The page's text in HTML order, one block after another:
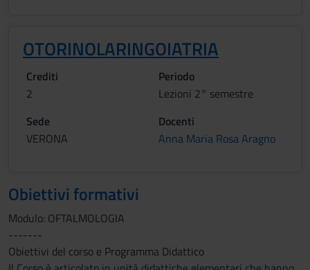
OTORINOLARINGOIATRIA
Crediti
2
Periodo
Lezioni 2° semestre
Sede
VERONA
Docenti
Anna Maria Rosa Aragno
Obiettivi formativi
Modulo: OFTALMOLOGIA
-------
Obiettivi del corso e Programma Didattico